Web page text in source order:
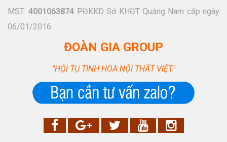
MST:4001063874 PĐKKD Sở KHĐT Quảng Nam cấp ngày
06/01/2016
ĐOÀN GIA GROUP
"HỘI TỤ TINH HOA NỘI THẤT VIỆT"